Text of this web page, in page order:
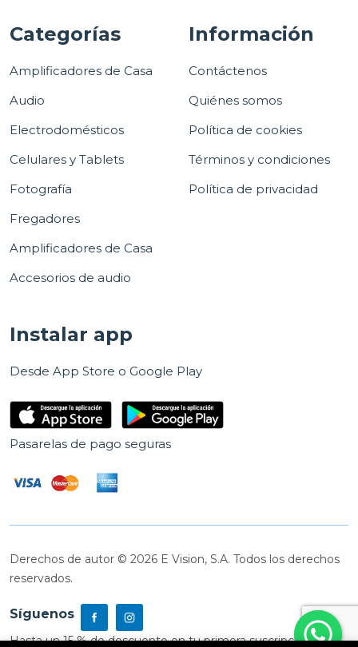
Categorías
Amplificadores de Casa
Audio
Electrodomésticos
Celulares y Tablets
Fotografía
Fregadores
Amplificadores de Casa
Accesorios de audio
Información
Contáctenos
Quiénes somos
Política de cookies
Términos y condiciones
Política de privacidad
Instalar app
Desde App Store o Google Play
Pasarelas de pago seguras
Derechos de autor © 2026 E Vision, S.A. Todos los derechos
reservados.
Síguenos
Hasta un 15 % de descuento en tu primera suscripción